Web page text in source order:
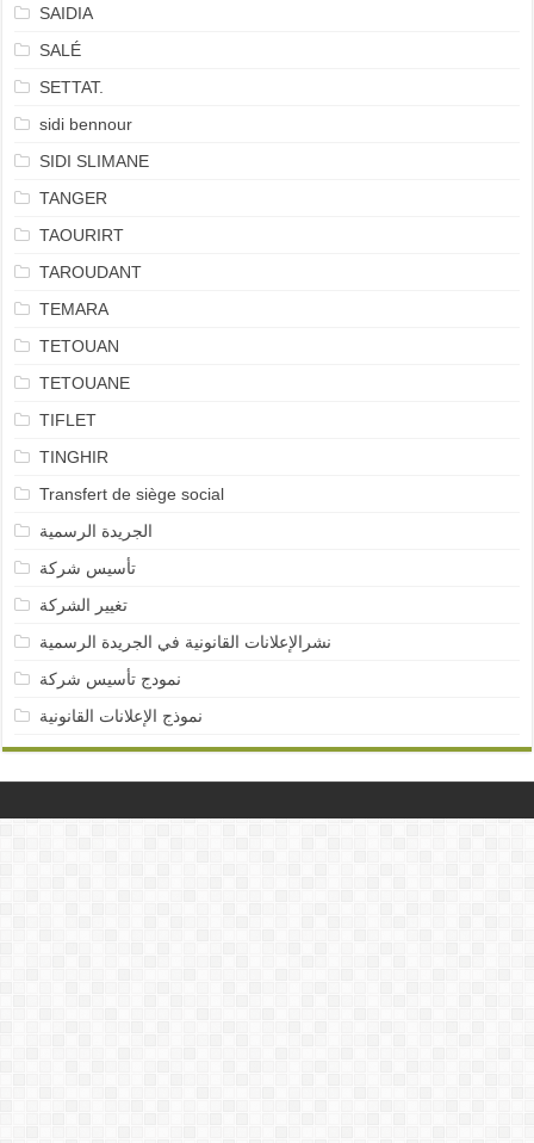
SAIDIA
SALÉ
SETTAT.
sidi bennour
SIDI SLIMANE
TANGER
TAOURIRT
TAROUDANT
TEMARA
TETOUAN
TETOUANE
TIFLET
TINGHIR
Transfert de siège social
الجريدة الرسمية
تأسيس شركة
تغيير الشركة
نشرالإعلانات القانونية في الجريدة الرسمية
نمودج تأسيس شركة
نموذج الإعلانات القانونية